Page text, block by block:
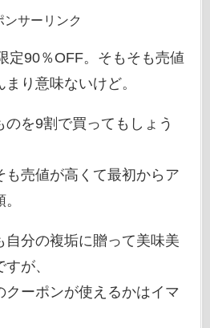
ンサーリンク
定90％OFF。そもそも売値
り意味ないけど。
のを9割で買ってもしょう
も売値が高くて最初からア
自分の複垢に贈って美味美
が、
クーポンが使えるかはイマ